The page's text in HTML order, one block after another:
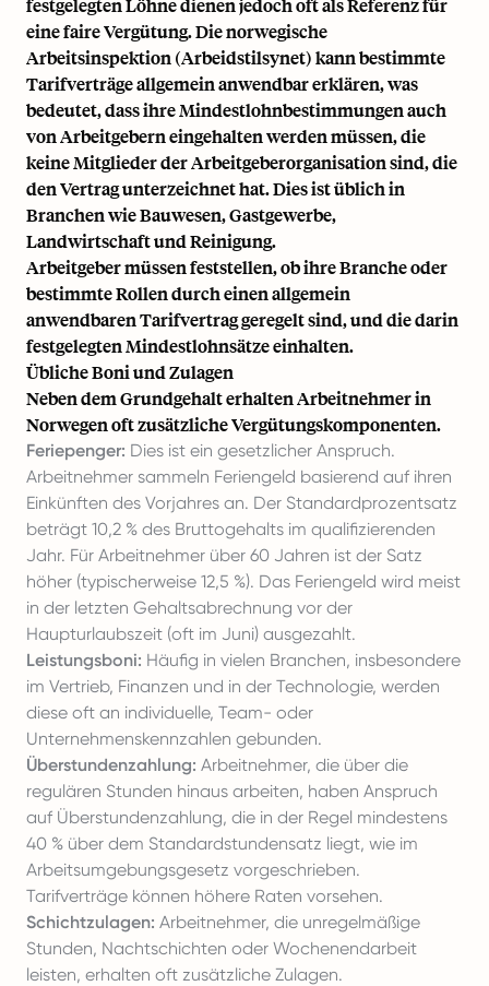
festgelegten Löhne dienen jedoch oft als Referenz für
eine faire Vergütung. Die norwegische
Arbeitsinspektion (Arbeidstilsynet) kann bestimmte
Tarifverträge allgemein anwendbar erklären, was
bedeutet, dass ihre Mindestlohnbestimmungen auch
von Arbeitgebern eingehalten werden müssen, die
keine Mitglieder der Arbeitgeberorganisation sind, die
den Vertrag unterzeichnet hat. Dies ist üblich in
Branchen wie Bauwesen, Gastgewerbe,
Landwirtschaft und Reinigung.
Arbeitgeber müssen feststellen, ob ihre Branche oder
bestimmte Rollen durch einen allgemein
anwendbaren Tarifvertrag geregelt sind, und die darin
festgelegten Mindestlohnsätze einhalten.
Übliche Boni und Zulagen
Neben dem Grundgehalt erhalten Arbeitnehmer in
Norwegen oft zusätzliche Vergütungskomponenten.
Feriepenger: Dies ist ein gesetzlicher Anspruch.
Arbeitnehmer sammeln Feriengeld basierend auf ihren
Einkünften des Vorjahres an. Der Standardprozentsatz
beträgt 10,2 % des Bruttogehalts im qualifizierenden
Jahr. Für Arbeitnehmer über 60 Jahren ist der Satz
höher (typischerweise 12,5 %). Das Feriengeld wird meist
in der letzten Gehaltsabrechnung vor der
Haupturlaubszeit (oft im Juni) ausgezahlt.
Leistungsboni: Häufig in vielen Branchen, insbesondere
im Vertrieb, Finanzen und in der Technologie, werden
diese oft an individuelle, Team- oder
Unternehmenskennzahlen gebunden.
Überstundenzahlung: Arbeitnehmer, die über die
regulären Stunden hinaus arbeiten, haben Anspruch
auf Überstundenzahlung, die in der Regel mindestens
40 % über dem Standardstundensatz liegt, wie im
Arbeitsumgebungsgesetz vorgeschrieben.
Tarifverträge können höhere Raten vorsehen.
Schichtzulagen: Arbeitnehmer, die unregelmäßige
Stunden, Nachtschichten oder Wochenendarbeit
leisten, erhalten oft zusätzliche Zulagen.